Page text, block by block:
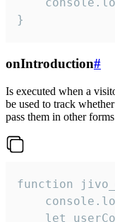
}
onIntroduction#
Is executed when a
be used to track
pass them in other
function
let